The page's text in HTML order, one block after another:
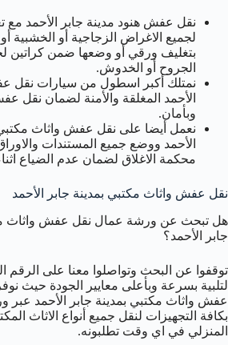
نقل عفش هنود مدينة جابر الأحمد مع
لجميع الاغراض الزجاجية أو الخشبية أو
بتغليف ورقي أو وضعها ضمن كراتين
الجروح أو الخدوش.
نمتلك أكبر اسطول من سيارات نقل
الأحمد المغلقة والأمنة لضمان نقل
وبأمان.
نعمل أيضا على نقل عفش واثاث مكتبي
الأحمد ووضع جميع المستندات
محكمة الاغلاق لضمان عدم الضياع
نقل عفش واثاث مكتبي بمدينة جابر الأحمد
هل تبحث عن ورشة عمال نقل عفش واثاث
جابر الأحمد؟
لتلبية بسرعة وبأعلى معايير الجودة حيث
عفش واثاث مكتبي بمدينة جابر الأحمد عبر
بكافة التجهيزات لنقل جميع أنواع الاثاث
المنزلي في اي وقت تطلبونه.